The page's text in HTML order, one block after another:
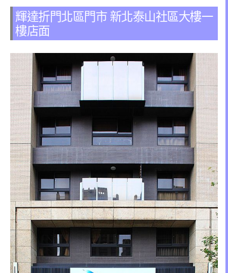
輝達折門北區門市 新北泰山社區大樓一
樓店面